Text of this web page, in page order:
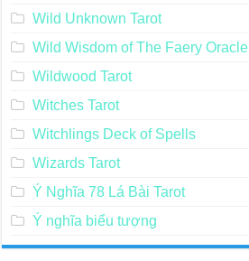
Wild Unknown Tarot
Wild Wisdom of The Faery Oracle
Wildwood Tarot
Witches Tarot
Witchlings Deck of Spells
Wizards Tarot
Ý Nghĩa 78 Lá Bài Tarot
Ý nghĩa biểu tượng